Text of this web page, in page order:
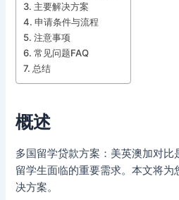
主要解决方案
申请条件与流程
注意事项
常见问题FAQ
总结
概述
多国留学贷款方案：美英澳加对比
留学生面临的重要需求。本文将
决方案。